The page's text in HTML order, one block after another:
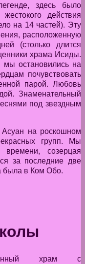
здесь было
действия
на 14 частей). Эту
расположенную
(столько длится
храма Исиды.
остановились на
почувствовать
парой. Любовь
Знаменательный
под звездным
на роскошном
групп. Мы
времени, созерцая
за последние две
была в Ком Обо.
храм с